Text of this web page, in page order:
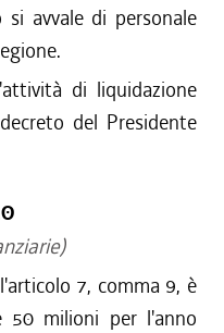
si avvale di personale
di liquidazione
del Presidente
7, comma 9, è
50 milioni per l'anno